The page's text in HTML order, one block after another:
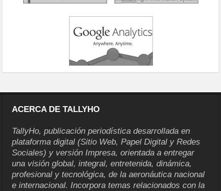
ACERCA DE TALLYHO
TallyHo, publicación periodística desarrollada en
plataforma digital (Sitio Web, Papel Digital y Redes
Sociales) y versión Impresa, orientada a entregar
una visión global, integral, entretenida, dinámica,
profesional y tecnológica, de la aeronáutica nacional
e internacional. Incorpora temas relacionados con la